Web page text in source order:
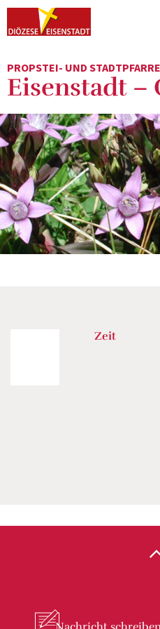
PROPSTEI- UND STADTPFARRE
Eisenstadt –
Zeit